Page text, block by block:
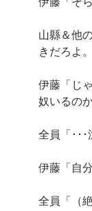
山縣＆他
きだろよ。
伊藤「じ
奴いるの
全員「･･･
伊藤「自
全員「（